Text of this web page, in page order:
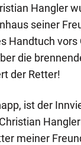
Hangler
seiner
Handtuch
die
der Retter!
ist der
meiner